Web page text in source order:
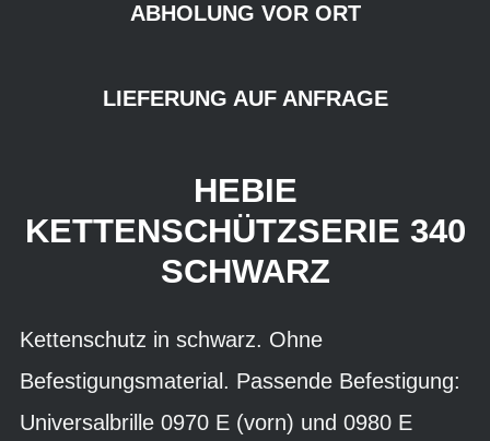
ABHOLUNG VOR ORT
LIEFERUNG AUF ANFRAGE
HEBIE
KETTENSCHÜTZSERIE 340
SCHWARZ
Kettenschutz in schwarz. Ohne
Befestigungsmaterial. Passende Befestigung:
Universalbrille 0970 E (vorn) und 0980 E